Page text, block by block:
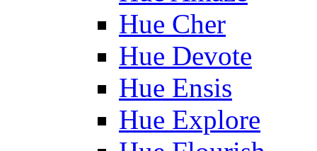
Hue Cher
Hue Devote
Hue Ensis
Hue Explore